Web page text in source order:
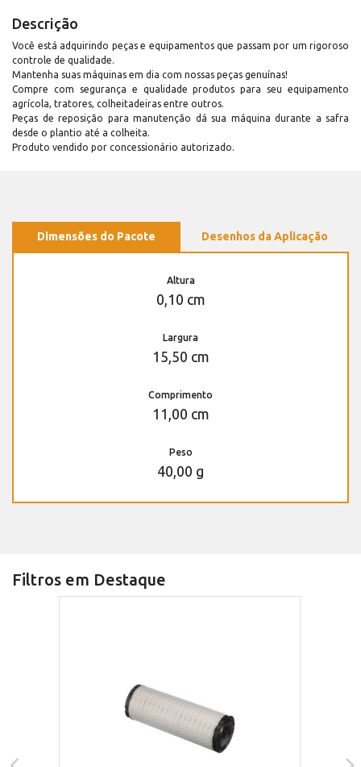
Descrição
Você está adquirindo peças e equipamentos que passam por um rigoroso
controle de qualidade.
Mantenha suas máquinas em dia com nossas peças genuínas!
Compre com segurança e qualidade produtos para seu equipamento
agrícola, tratores, colheitadeiras entre outros.
Peças de reposição para manutenção dá sua máquina durante a safra
desde o plantio até a colheita.
Produto vendido por concessionário autorizado.
Dimensões do Pacote Desenhos da Aplicação
Altura
0,10 cm
Largura
15,50 cm
Comprimento
11,00 cm
Peso
40,00 g
Filtros em Destaque